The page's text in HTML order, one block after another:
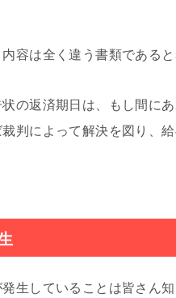
容は全く違う書類であると
の返済期日は、もし間に
判によって解決を図り、
生していることは皆さん